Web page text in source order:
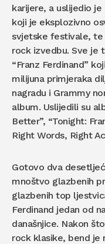
karijere, a uslijedio
koji je eksplozivno
svjetske festivale, te
rock izvedbu. Sve je
“Franz Ferdinand”
milijuna primjeraka
nagradu i Grammy
album. Uslijedili su
Better”, “Tonight:
Right Words, Right
Gotovo dva
mnoštvo glazbenih
glazbenih top
Ferdinand jedan od
današnjice. Nakon
rock klasike, bend je